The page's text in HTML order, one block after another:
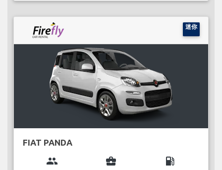
迷你
FIAT PANDA
group business_center local_gas_station